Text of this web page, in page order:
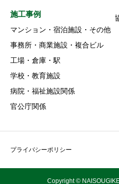
施工事例
マンション・宿泊施設・その他
事務所・商業施設・複合ビル
工場・倉庫・駅
学校・教育施設
病院・福祉施設関係
官公庁関係
プライバシーポリシー
Copyright ©